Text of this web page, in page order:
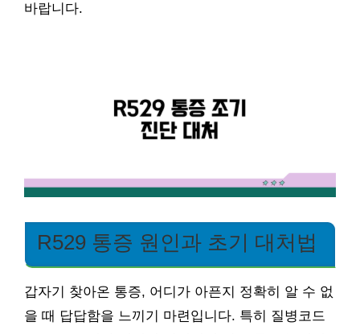
바랍니다.
R529 통증 원인과 초기 대처법
갑자기 찾아온 통증, 어디가 아픈지 정확히 알 수 없
을 때 답답함을 느끼기 마련입니다. 특히 질병코드